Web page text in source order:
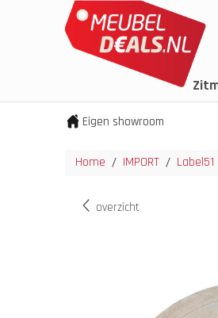
Eigen showroom
Home / IMPORT / Label51
overzicht